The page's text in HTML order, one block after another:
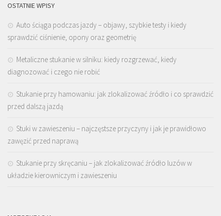
OSTATNIE WPISY
Auto ściąga podczas jazdy – objawy, szybkie testy i kiedy
sprawdzić ciśnienie, opony oraz geometrię
Metaliczne stukanie w silniku: kiedy rozgrzewać, kiedy
diagnozować i czego nie robić
Stukanie przy hamowaniu: jak zlokalizować źródło i co sprawdzić
przed dalszą jazdą
Stuki w zawieszeniu – najczęstsze przyczyny i jak je prawidłowo
zawęzić przed naprawą
Stukanie przy skręcaniu – jak zlokalizować źródło luzów w
układzie kierowniczym i zawieszeniu